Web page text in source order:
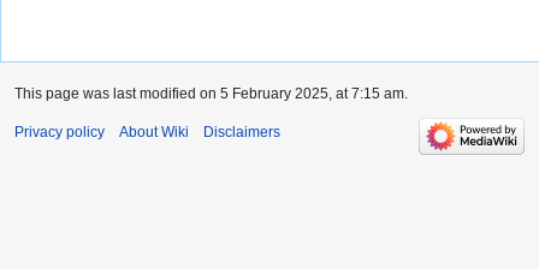
This page was last modified on 5 February 2025, at 7:15 am.
Privacy policy About Wiki Disclaimers